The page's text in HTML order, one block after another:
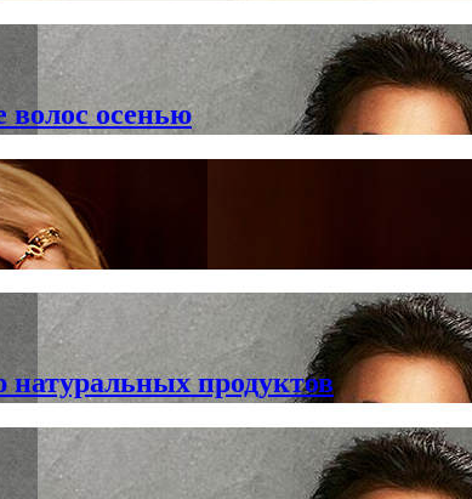
осенью
продуктов